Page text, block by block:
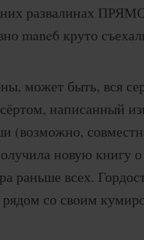
развалинах
mane6 круто
может быть, вся
написанный
(возможно,
новую книгу
раньше всех.
со своим